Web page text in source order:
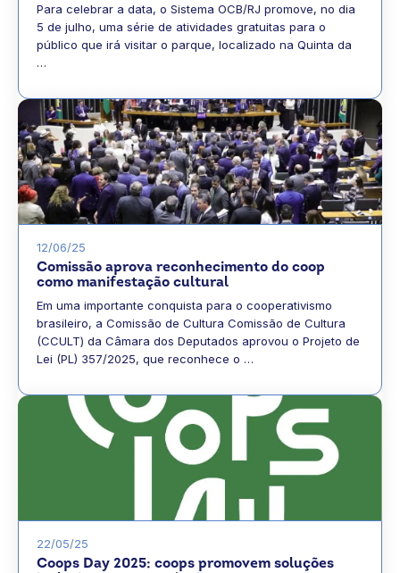
Para celebrar a data, o Sistema OCB/RJ promove, no dia
5 de julho, uma série de atividades gratuitas para o
público que irá visitar o parque, localizado na Quinta da
…
12/06/25
Comissão aprova reconhecimento do coop
como manifestação cultural
Em uma importante conquista para o cooperativismo
brasileiro, a Comissão de Cultura Comissão de Cultura
(CCULT) da Câmara dos Deputados aprovou o Projeto de
Lei (PL) 357/2025, que reconhece o …
22/05/25
Coops Day 2025: coops promovem soluções